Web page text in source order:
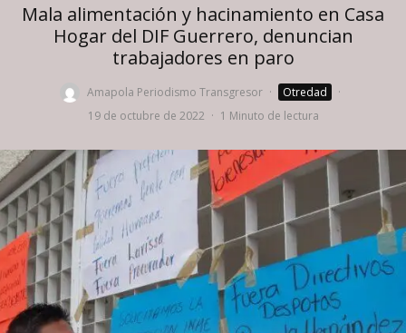
Mala alimentación y hacinamiento en Casa
Hogar del DIF Guerrero, denuncian
trabajadores en paro
Amapola Periodismo Transgresor · Otredad
·
19 de octubre de 2022 · 1 Minuto de lectura